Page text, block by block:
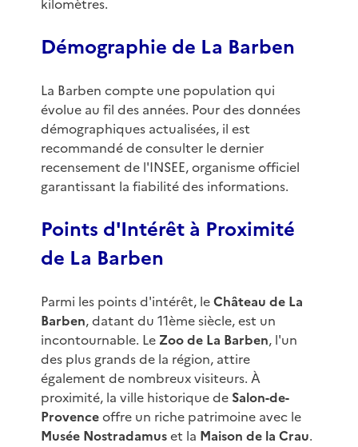
kilomètres.
Démographie de La Barben
La Barben compte une population qui
évolue au fil des années. Pour des données
démographiques actualisées, il est
recommandé de consulter le dernier
recensement de l'INSEE, organisme officiel
garantissant la fiabilité des informations.
Points d'Intérêt à Proximité
de La Barben
Parmi les points d'intérêt, leChâteau de La
Barben, datant du 11ème siècle, est un
incontournable. Le Zoo de La Barben, l'un
des plus grands de la région, attire
également de nombreux visiteurs. À
proximité, la ville historique de Salon-de-
Provenceoffre un riche patrimoine avec le
Musée Nostradamuset la Maison de la Crau.